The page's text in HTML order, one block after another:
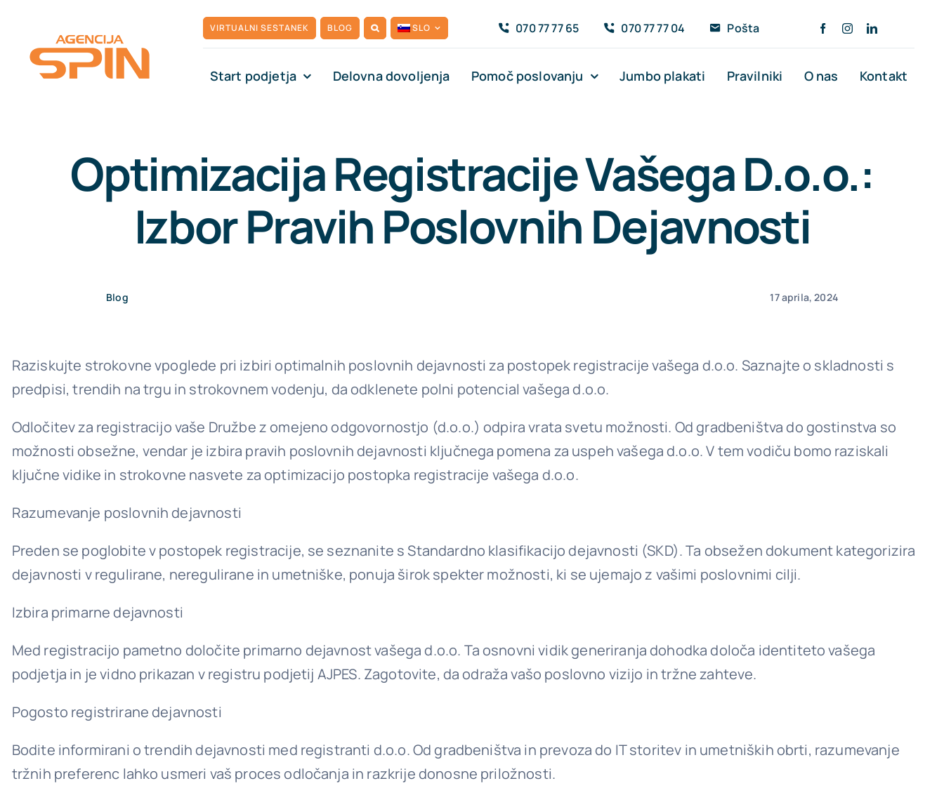
content
VIRTUALNI SESTANEK BLOG SLO 070 77 77 65 070 77 77 04 Pošta
Start podjetja Delovna dovoljenja Pomoč poslovanju Jumbo plakati Pravilniki O nas Kontakt
Optimizacija Registracije Vašega D.o.o.:
Izbor Pravih Poslovnih Dejavnosti
Blog 17 aprila, 2024
Raziskujte strokovne vpoglede pri izbiri optimalnih poslovnih dejavnosti za postopek registracije vašega d.o.o. Saznajte o skladnosti s
predpisi, trendih na trgu in strokovnem vodenju, da odklenete polni potencial vašega d.o.o.
Odločitev za registracijo vaše Družbe z omejeno odgovornostjo (d.o.o.) odpira vrata svetu možnosti. Od gradbeništva do gostinstva so
možnosti obsežne, vendar je izbira pravih poslovnih dejavnosti ključnega pomena za uspeh vašega d.o.o. V tem vodiču bomo raziskali
ključne vidike in strokovne nasvete za optimizacijo postopka registracije vašega d.o.o.
Razumevanje poslovnih dejavnosti
Preden se poglobite v postopek registracije, se seznanite s Standardno klasifikacijo dejavnosti (SKD). Ta obsežen dokument kategorizira
dejavnosti v regulirane, neregulirane in umetniške, ponuja širok spekter možnosti, ki se ujemajo z vašimi poslovnimi cilji.
Izbira primarne dejavnosti
Med registracijo pametno določite primarno dejavnost vašega d.o.o. Ta osnovni vidik generiranja dohodka določa identiteto vašega
podjetja in je vidno prikazan v registru podjetij AJPES. Zagotovite, da odraža vašo poslovno vizijo in tržne zahteve.
Pogosto registrirane dejavnosti
Bodite informirani o trendih dejavnosti med registranti d.o.o. Od gradbeništva in prevoza do IT storitev in umetniških obrti, razumevanje
tržnih preferenc lahko usmeri vaš proces odločanja in razkrije donosne priložnosti.